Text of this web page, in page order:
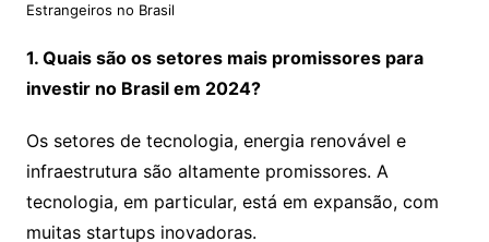
Estrangeiros no Brasil
1. Quais são os setores mais promissores para
investir no Brasil em 2024?
Os setores de tecnologia, energia renovável e
infraestrutura são altamente promissores. A
tecnologia, em particular, está em expansão, com
muitas startups inovadoras.